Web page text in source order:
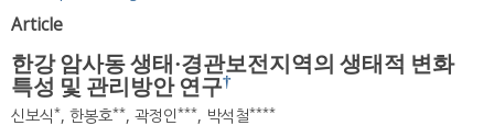
g
Article
한강 암사동 생태·경관보전지역의 생태적 변화
특성 및 관리방안 연구†
신보식*, 한봉호**, 곽정인***, 박석철****